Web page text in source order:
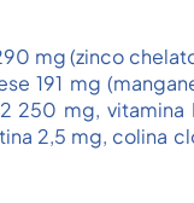
mg (zinco
191 mg
250 mg, vitamina
2,5 mg, colina